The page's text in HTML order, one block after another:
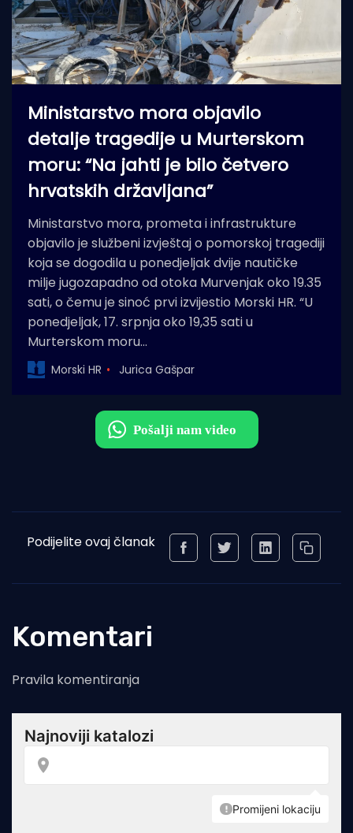
Ministarstvo mora objavilo
detalje tragedije u Murterskom
moru: “Na jahti je bilo četvero
hrvatskih državljana”
Ministarstvo mora, prometa i infrastrukture
objavilo je službeni izvještaj o pomorskoj tragediji
koja se dogodila u ponedjeljak dvije nautičke
milje jugozapadno od otoka Murvenjak oko 19.35
sati, o čemu je sinoć prvi izvijestio Morski HR. “U
ponedjeljak, 17. srpnja oko 19,35 sati u
Murterskom moru…
Morski HR Jurica Gašpar
Podijelite ovaj članak
Komentari
Pravila komentiranja